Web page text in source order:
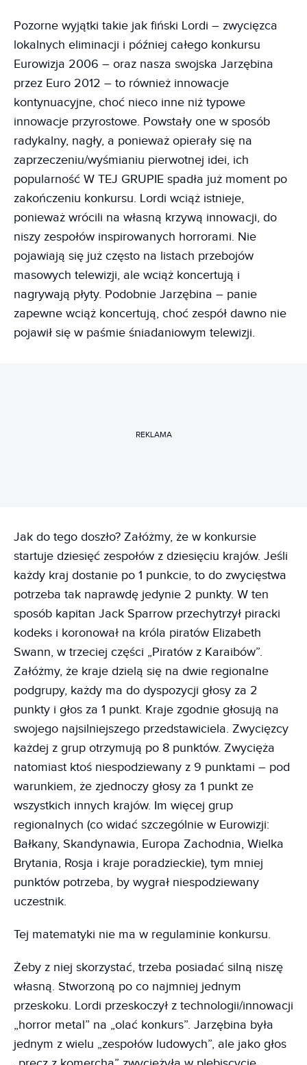
Pozorne wyjątki takie jak fiński Lordi – zwycięzca
lokalnych eliminacji i później całego konkursu
Eurowizja 2006 – oraz nasza swojska Jarzębina
przez Euro 2012 – to również innowacje
kontynuacyjne, choć nieco inne niż typowe
innowacje przyrostowe. Powstały one w sposób
radykalny, nagły, a ponieważ opierały się na
zaprzeczeniu/wyśmianiu pierwotnej idei, ich
popularność W TEJ GRUPIE spadła już moment po
zakończeniu konkursu. Lordi wciąż istnieje,
ponieważ wrócili na własną krzywą innowacji, do
niszy zespołów inspirowanych horrorami. Nie
pojawiają się już często na listach przebojów
masowych telewizji, ale wciąż koncertują i
nagrywają płyty. Podobnie Jarzębina – panie
zapewne wciąż koncertują, choć zespół dawno nie
pojawił się w paśmie śniadaniowym telewizji.
REKLAMA
Jak do tego doszło? Załóżmy, że w konkursie
startuje dziesięć zespołów z dziesięciu krajów. Jeśli
każdy kraj dostanie po 1 punkcie, to do zwycięstwa
potrzeba tak naprawdę jedynie 2 punkty. W ten
sposób kapitan Jack Sparrow przechytrzył piracki
kodeks i koronował na króla piratów Elizabeth
Swann, w trzeciej części „Piratów z Karaibów”.
Załóżmy, że kraje dzielą się na dwie regionalne
podgrupy, każdy ma do dyspozycji głosy za 2
punkty i głos za 1 punkt. Kraje zgodnie głosują na
swojego najsilniejszego przedstawiciela. Zwycięzcy
każdej z grup otrzymują po 8 punktów. Zwycięża
natomiast ktoś niespodziewany z 9 punktami – pod
warunkiem, że zjednoczy głosy za 1 punkt ze
wszystkich innych krajów. Im więcej grup
regionalnych (co widać szczególnie w Eurowizji:
Bałkany, Skandynawia, Europa Zachodnia, Wielka
Brytania, Rosja i kraje poradzieckie), tym mniej
punktów potrzeba, by wygrał niespodziewany
uczestnik.
Tej matematyki nie ma w regulaminie konkursu.
Żeby z niej skorzystać, trzeba posiadać silną niszę
własną. Stworzoną po co najmniej jednym
przeskoku. Lordi przeskoczył z technologii/innowacji
„horror metal” na „olać konkurs”. Jarzębina była
jednym z wielu „zespołów ludowych”, ale jako głos